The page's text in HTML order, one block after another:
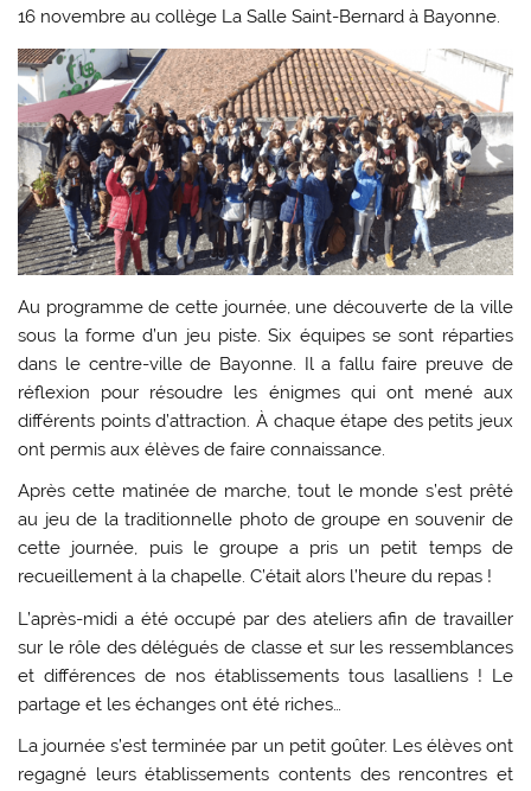
16 novembre au collège La Salle Saint-Bernard à Bayonne.
Au programme de cette journée, une découverte de la ville
sous la forme d’un jeu piste. Six équipes se sont réparties
dans le centre-ville de Bayonne. Il a fallu faire preuve de
réflexion pour résoudre les énigmes qui ont mené aux
différents points d’attraction. À chaque étape des petits jeux
ont permis aux élèves de faire connaissance.
Après cette matinée de marche, tout le monde s’est prêté
au jeu de la traditionnelle photo de groupe en souvenir de
cette journée, puis le groupe a pris un petit temps de
recueillement à la chapelle. C’était alors l’heure du repas !
L’après-midi a été occupé par des ateliers afin de travailler
sur le rôle des délégués de classe et sur les ressemblances
et différences de nos établissements tous lasalliens ! Le
partage et les échanges ont été riches…
La journée s’est terminée par un petit goûter. Les élèves ont
regagné leurs établissements contents des rencontres et